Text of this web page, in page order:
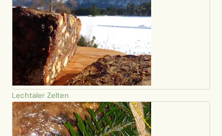
Lechtaler Zelten